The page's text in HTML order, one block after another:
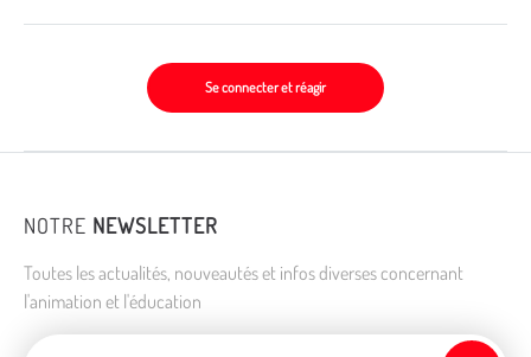
Se connecter et réagir
NOTRE NEWSLETTER
Toutes les actualités, nouveautés et infos diverses concernant
l'animation et l'éducation